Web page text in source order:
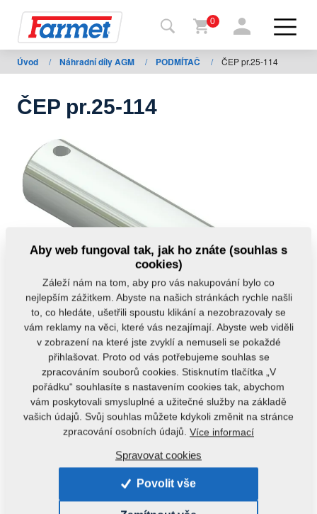
Zpět
na
shop
Moje
stroje
stažení
0
Úvod / Náhradní díly AGM / PODMÍTAČ / ČEP pr.25-114
ČEP pr.25-114
Kód produktu: 4001560
Tento díl je použitelný i pro následující stroje:
Aby web fungoval tak, jak ho znáte (souhlas s
cookies)
Záleží nám na tom, aby pro vás nakupování bylo co
nejlepším zážitkem. Abyste na našich stránkách rychle našli
to, co hledáte, ušetřili spoustu klikání a nezobrazovaly se
vám reklamy na věci, které vás nezajímají. Abyste web viděli
v zobrazení na které jste zvyklí a nemuseli se pokaždé
přihlašovat. Proto od vás potřebujeme souhlas se
zpracováním souborů cookies. Stisknutím tlačítka „V
pořádku“ souhlasíte s nastavením cookies tak, abychom
vám poskytovali smysluplné a užitečné služby na základě
vašich údajů. Svůj souhlas můžete kdykoli změnit na stránce
zpracování osobních údajů. Více informací
Spravovat cookies
Povolit vše